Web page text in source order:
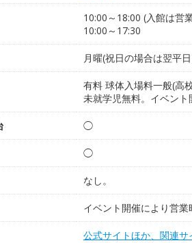
10:00～18:00 (入館は営
10:00～17:30
月曜(祝日の場合は翌平
有料 球体入場料一般(高
未就学児無料。イベン
◯
◯
なし。
イベント開催により営業
公式サイトほか、関連サ